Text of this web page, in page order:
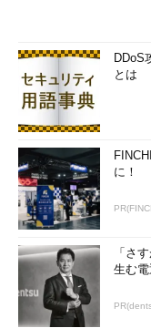
DDoS
とは
に！
「さ
生む